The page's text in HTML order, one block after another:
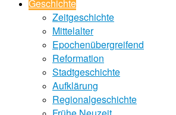
Geschichte
Zeitgeschichte
Mittelalter
Epochenübergreifend
Reformation
Stadtgeschichte
Aufklärung
Regionalgeschichte